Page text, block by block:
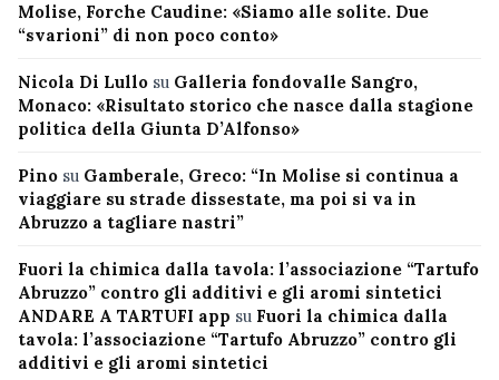
Molise, Forche Caudine: «Siamo alle solite. Due
“svarioni” di non poco conto»
Nicola Di Lullo su Galleria fondovalle Sangro,
Monaco: «Risultato storico che nasce dalla stagione
politica della Giunta D’Alfonso»
Pino su Gamberale, Greco: “In Molise si continua a
viaggiare su strade dissestate, ma poi si va in
Abruzzo a tagliare nastri”
Fuori la chimica dalla tavola: l’associazione “Tartufo
Abruzzo” contro gli additivi e gli aromi sintetici
ANDARE A TARTUFI app su Fuori la chimica dalla
tavola: l’associazione “Tartufo Abruzzo” contro gli
additivi e gli aromi sintetici